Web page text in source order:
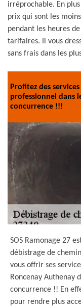
irréprochable. En
prix qui sont les
pendant les heures
tarifaires. Il vous
sans frais dans les
Profitez des
professionnel dans
concurrence !!!
SOS Ramonage 27
débistrage de
vous offrir ses
Roncenay Authenay
concurrence !! En
pour rendre plus